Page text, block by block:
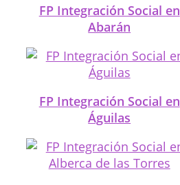
FP Integración Social en
Abarán
FP Integración Social en
Águilas